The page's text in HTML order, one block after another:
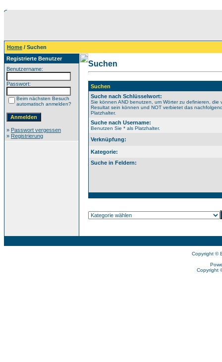
Home / Suchen
Registrierte Benutzer
Benutzername:
Passwort:
Beim nächsten Besuch
automatisch anmelden?
» Passwort vergessen
» Registrierung
Suchen
Suchen
Suche nach Schlüsselwort:
Sie können AND benutzen, um Wörter zu definieren, die
Resultat sein können und NOT verbietet das
Platzhalter.
Suche nach Username:
Benutzen Sie * als Platzhalter.
Verknüpfung:
Kategorie:
Suche in Feldern:
Copyright ©
Copyright